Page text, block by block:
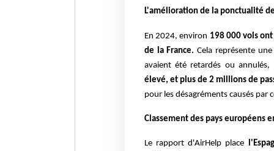
L'amélioration de la ponctualité
En 2024, environ 198 000 vols
de la France. Cela représente
avaient été retardés ou
élevé, et plus de 2 millions de
pour les désagréments causés par
Classement des pays européens
Le rapport d'AirHelp place